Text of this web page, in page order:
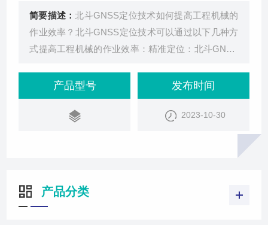
简要描述：北斗GNSS定位技术如何提高工程机械的
作业效率？北斗GNSS定位技术可以通过以下几种方
式提高工程机械的作业效率：精准定位：北斗GNSS
在作业过程中更准确地确定自己的位置和方向。这有
助于减少重复作业和遗漏作业地区的情况，提高作业
的准确性和效率。实时导航：利用北斗GNSS定位技
术，工程机械可以实时接收卫星信号，获取自身位置
产品型号 发布时间
2023-10-30
产品分类